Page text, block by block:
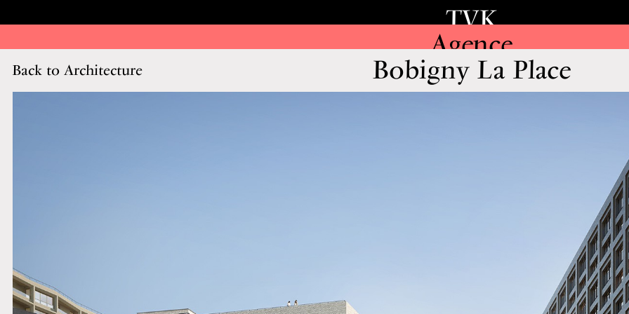
TVK
Agence
Back to Architecture Bobigny La Place